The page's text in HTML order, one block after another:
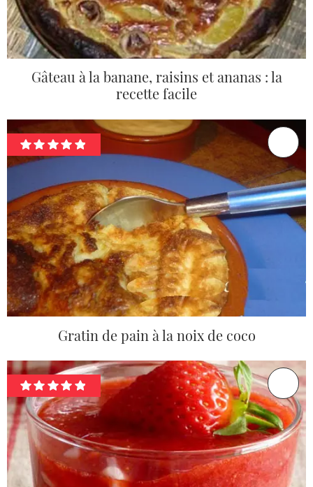
Gâteau à la banane, raisins et ananas : la
recette facile
Gratin de pain à la noix de coco